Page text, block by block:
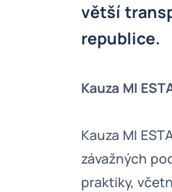
větší
republice.
Kauza MI
Kauza MI
závažných
praktiky,